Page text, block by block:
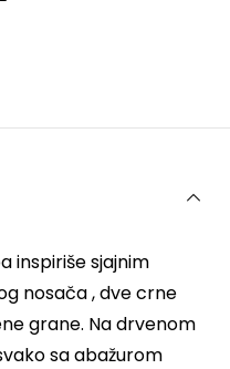
inspiriše sjajnim
nosača , dve crne
grane. Na drvenom
sa abažurom